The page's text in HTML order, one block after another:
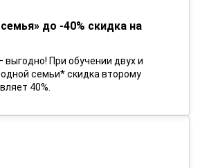
до -40% скидка на
При обучении двух и
семьи* скидка второму
40%.